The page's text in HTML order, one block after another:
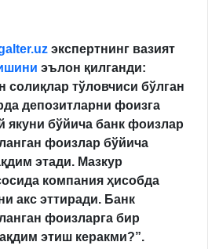
экспертнинг вазият
эълон қилганди:
солиқлар тўловчиси бўлган
депозитларни фоизга
якуни бўйича банк фоизлар
фоизлар бўйича
этади. Мазкур
компания ҳисобда
акс эттиради. Банк
фоизларга бир
этиш керакми?”.